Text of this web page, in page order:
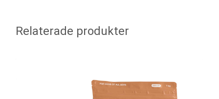
Relaterade produkter